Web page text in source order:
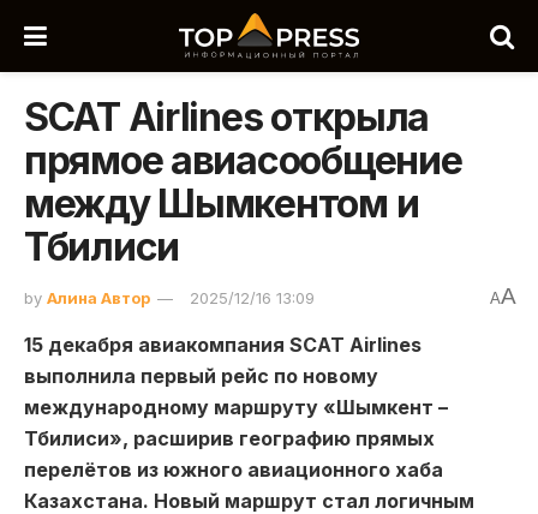
SCAT Airlines открыла
прямое авиасообщение
между Шымкентом и
Тбилиси
by Алина Автор 2025/12/16 13:09 AA
15 декабря авиакомпания SCAT Airlines
выполнила первый рейс по новому
международному маршруту «Шымкент –
Тбилиси», расширив географию прямых
перелётов из южного авиационного хаба
Казахстана. Новый маршрут стал логичным